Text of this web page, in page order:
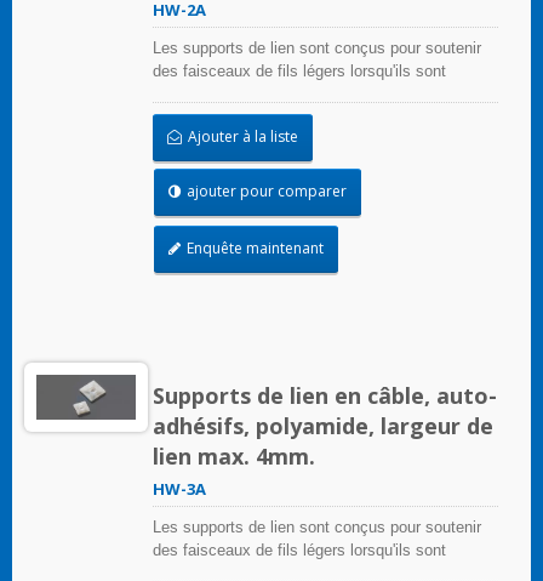
HW-2A
Les supports de lien sont conçus pour soutenir
des faisceaux de fils légers lorsqu'ils sont
lisse et sans graisse.
Ajouter à la liste
ajouter pour comparer
Enquête maintenant
Supports de lien en câble, auto-
adhésifs, polyamide, largeur de
lien max. 4mm.
HW-3A
Les supports de lien sont conçus pour soutenir
des faisceaux de fils légers lorsqu'ils sont